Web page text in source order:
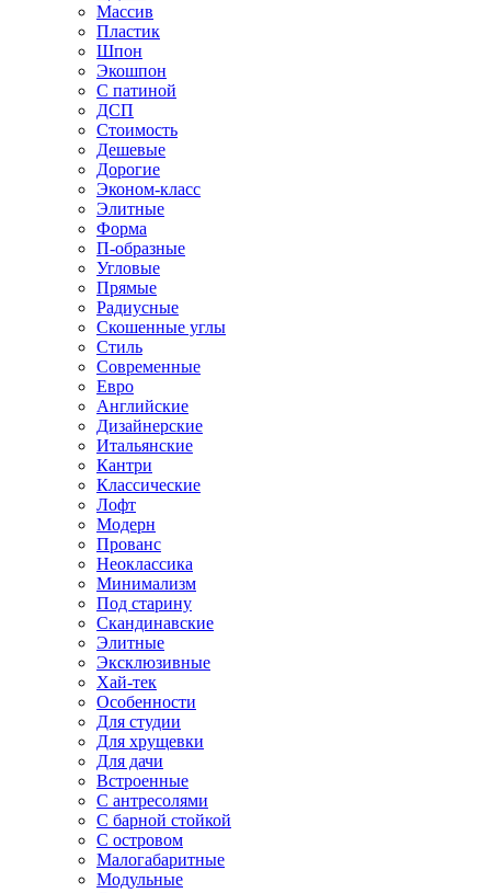
Массив
Пластик
Шпон
Экошпон
С патиной
ДСП
Стоимость
Дешевые
Дорогие
Эконом-класс
Элитные
Форма
П-образные
Угловые
Прямые
Радиусные
Скошенные углы
Стиль
Современные
Евро
Английские
Дизайнерские
Итальянские
Кантри
Классические
Лофт
Модерн
Прованс
Неоклассика
Минимализм
Под старину
Скандинавские
Элитные
Эксклюзивные
Хай-тек
Особенности
Для студии
Для хрущевки
Для дачи
Встроенные
С антресолями
С барной стойкой
С островом
Малогабаритные
Модульные